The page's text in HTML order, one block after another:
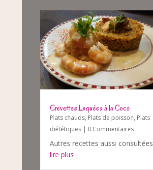
Crevettes Laquées à la Coco
Plats chauds, Plats de poisson, Plats
diététiques| 0 Commentaires
Autres recettes aussi consultées
lire plus